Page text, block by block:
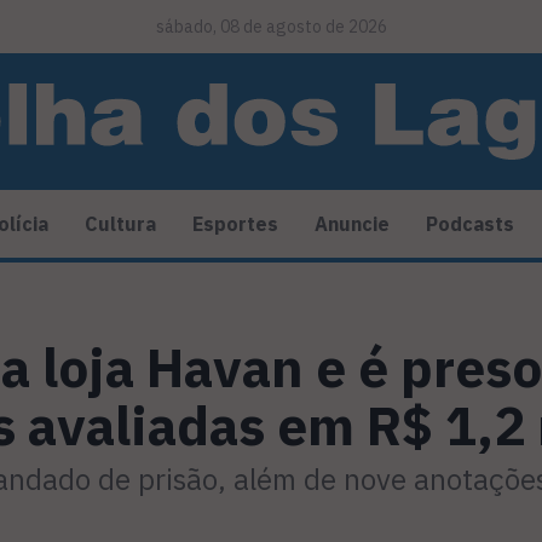
sábado, 08 de agosto de 2026
Cultura Esportes Anuncie Podcasts
loja Havan e é
avaliadas em R$
de prisão, além de nove